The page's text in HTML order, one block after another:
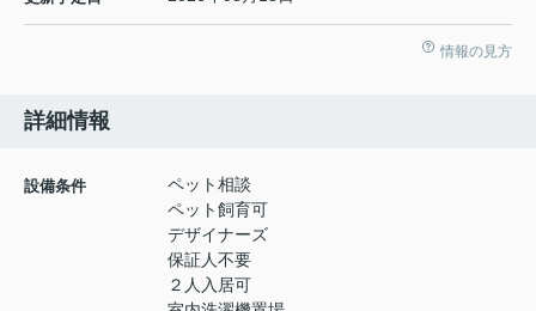
情報の見方
詳細情報
設備条件
ペット相談
ペット飼育可
デザイナーズ
保証人不要
２人入居可